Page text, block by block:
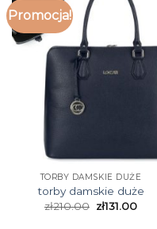
Promocja!
TORBY DAMSKIE DUŻE
torby damskie duże
zł210.00 zł131.00